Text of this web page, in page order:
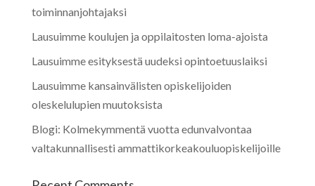
toiminnanjohtajaksi
Lausuimme koulujen ja oppilaitosten loma-ajoista
Lausuimme esityksestä uudeksi opintoetuuslaiksi
Lausuimme kansainvälisten opiskelijoiden
oleskelulupien muutoksista
Blogi: Kolmekymmentä vuotta edunvalvontaa
valtakunnallisesti ammattikorkeakouluopiskelijoille